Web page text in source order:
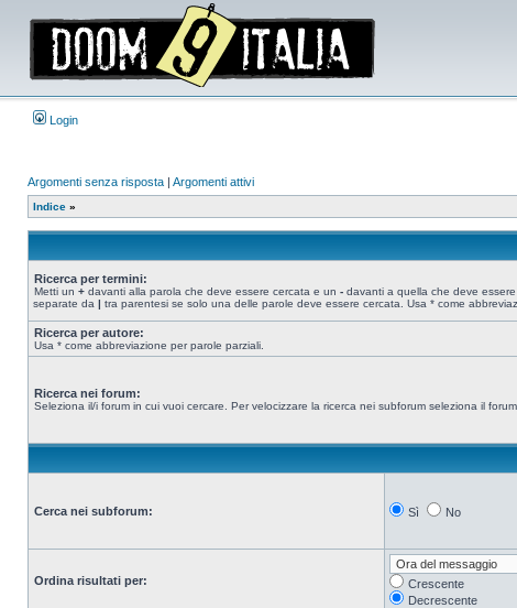
Login
Argomenti senza risposta | Argomenti attivi
Indice »
Ricerca per termini:
Metti un + davanti alla parola che deve essere cercata e un - davanti a quella che deve
separate da | tra parentesi se solo una delle parole deve essere cercata. Usa * come
Ricerca per autore:
Usa * come abbreviazione per parole parziali.
Ricerca nei forum:
Seleziona il/i forum in cui vuoi cercare. Per velocizzare la ricerca nei subforum seleziona il
Cerca nei subforum: Sì No
Ordina risultati per:
Crescente
Decrescente